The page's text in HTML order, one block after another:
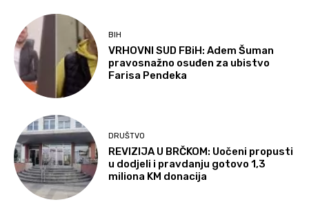
BIH
VRHOVNI SUD FBiH: Adem Šuman
pravosnažno osuđen za ubistvo
Farisa Pendeka
DRUŠTVO
REVIZIJA U BRČKOM: Uočeni propusti
u dodjeli i pravdanju gotovo 1,3
miliona KM donacija